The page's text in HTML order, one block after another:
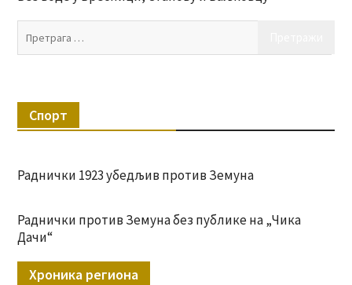
Спорт
Раднички 1923 убедљив против Земуна
Раднички против Земуна без публике на „Чика
Дачи“
Хроника региона